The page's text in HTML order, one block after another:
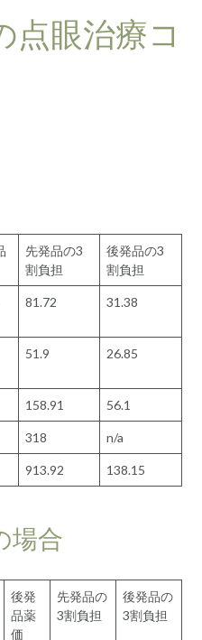
点眼治療コ
先発品の3
割負担
後発品の3
割負担
81.72 31.38
51.9 26.85
158.91 56.1
318 n/a
913.92 138.15
場合
後発
品薬
価
先発品の
3割負担
後発品の
3割負担